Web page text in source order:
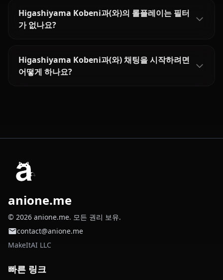
Higashiyama Kobeni과(와)의 롤플레이는 필터
가 없나요?
Higashiyama Kobeni과(와) 채팅을 시작하려면
어떻게 하나요?
anione.me
© 2026 anione.me. 모든 권리 보유.
contact@anione.me
MakeItAI LLC
빠른 링크